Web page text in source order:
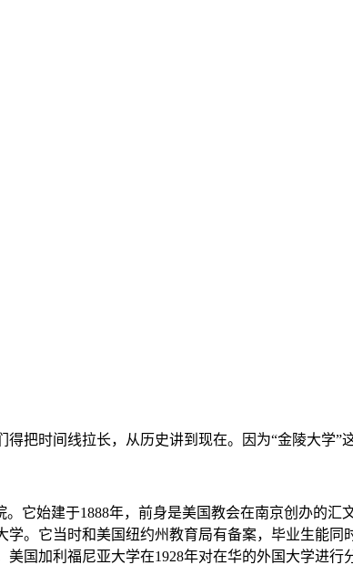
把时间线拉长，从历史讲到现在。因为“金陵大学”
它始建于1888年，前身是美国教会在南京创办的汇
。它当时和美国纽约州教育局有备案，毕业生能同
国加利福尼亚大学在1928年对在华的外国大学进